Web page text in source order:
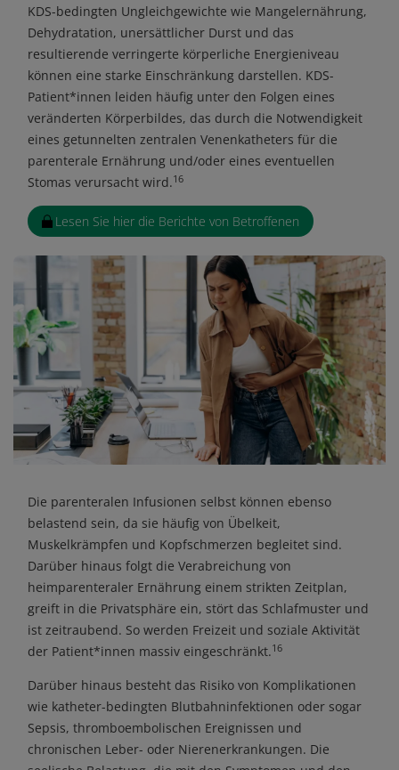
KDS-bedingten Ungleichgewichte wie Mangelernährung,
Dehydratation, unersättlicher Durst und das
resultierende verringerte körperliche Energieniveau
können eine starke Einschränkung darstellen. KDS-
Patient*innen leiden häufig unter den Folgen eines
veränderten Körperbildes, das durch die Notwendigkeit
eines getunnelten zentralen Venenkatheters für die
parenterale Ernährung und/oder eines eventuellen
Stomas verursacht wird.16
Lesen Sie hier die Berichte von Betroffenen
Die parenteralen Infusionen selbst können ebenso
belastend sein, da sie häufig von Übelkeit,
Muskelkrämpfen und Kopfschmerzen begleitet sind.
Darüber hinaus folgt die Verabreichung von
heimparenteraler Ernährung einem strikten Zeitplan,
greift in die Privatsphäre ein, stört das Schlafmuster und
ist zeitraubend. So werden Freizeit und soziale Aktivität
der Patient*innen massiv eingeschränkt.16
Darüber hinaus besteht das Risiko von Komplikationen
wie katheter-bedingten Blutbahninfektionen oder sogar
Sepsis, thromboembolischen Ereignissen und
chronischen Leber- oder Nierenerkrankungen. Die